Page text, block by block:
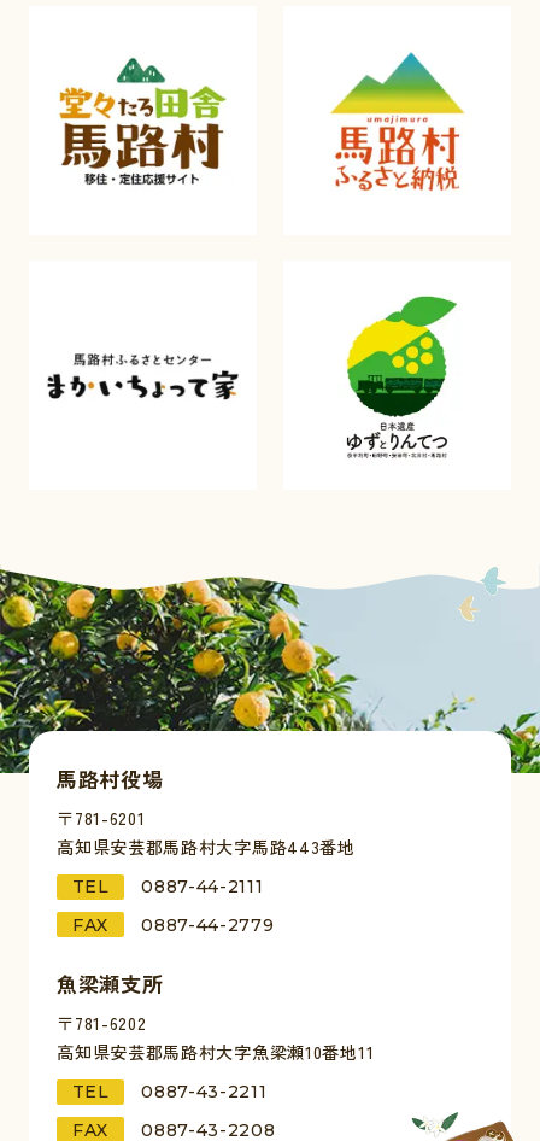
馬路村役場
〒781-6201
高知県安芸郡馬路村大字馬路443番地
TEL
0887-44-2111
FAX
0887-44-2779
魚梁瀬支所
〒781-6202
高知県安芸郡馬路村大字魚梁瀬10番地11
TEL
0887-43-2211
FAX
0887-43-2208